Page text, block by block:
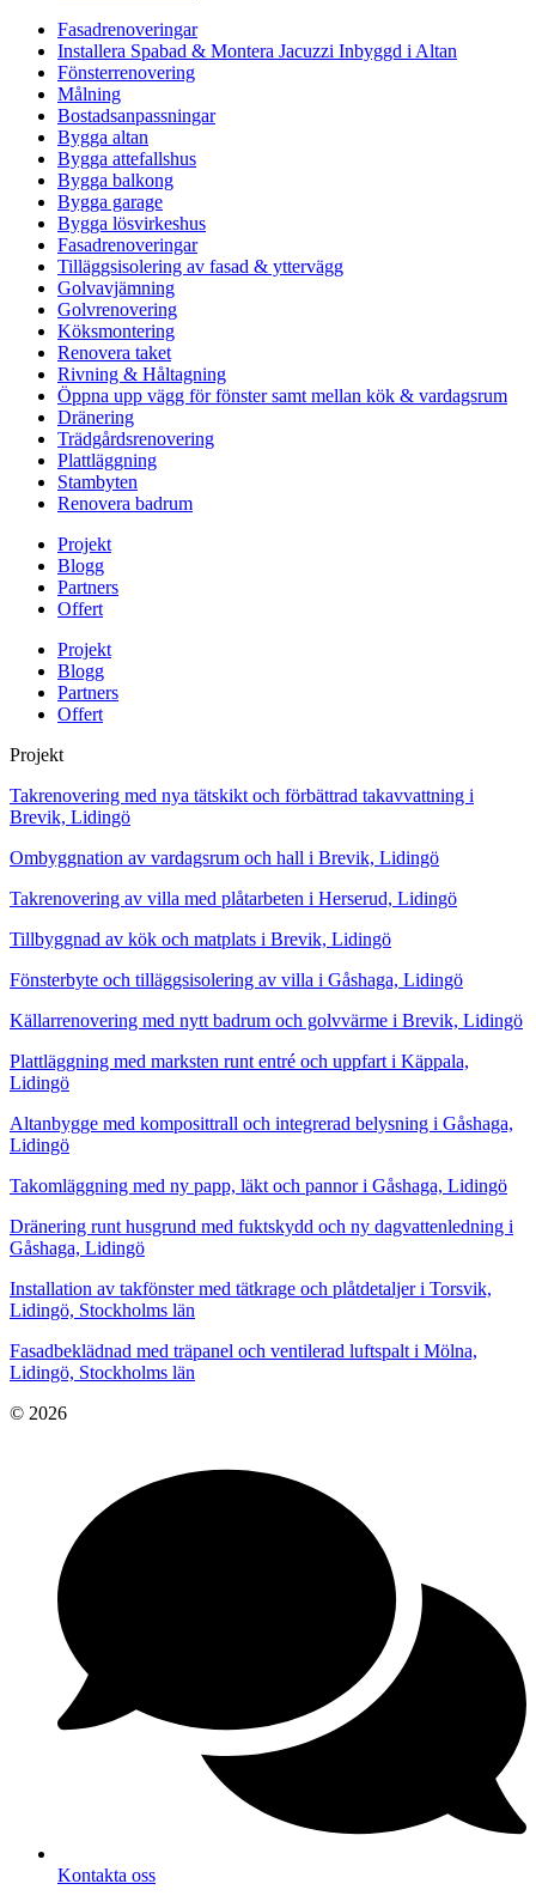
Fasadrenoveringar
Installera Spabad & Montera Jacuzzi Inbyggd i Altan
Fönsterrenovering
Målning
Bostadsanpassningar
Bygga altan
Bygga attefallshus
Bygga balkong
Bygga garage
Bygga lösvirkeshus
Fasadrenoveringar
Tilläggsisolering av fasad & yttervägg
Golvavjämning
Golvrenovering
Köksmontering
Renovera taket
Rivning & Håltagning
Öppna upp vägg för fönster samt mellan kök & vardagsrum
Dränering
Trädgårdsrenovering
Plattläggning
Stambyten
Renovera badrum
Projekt
Blogg
Partners
Offert
Projekt
Blogg
Partners
Offert
Projekt
Takrenovering med nya tätskikt och förbättrad takavvattning i
Brevik, Lidingö
Ombyggnation av vardagsrum och hall i Brevik, Lidingö
Takrenovering av villa med plåtarbeten i Herserud, Lidingö
Tillbyggnad av kök och matplats i Brevik, Lidingö
Fönsterbyte och tilläggsisolering av villa i Gåshaga, Lidingö
Källarrenovering med nytt badrum och golvvärme i Brevik, Lidingö
Plattläggning med marksten runt entré och uppfart i Käppala,
Lidingö
Altanbygge med komposittrall och integrerad belysning i Gåshaga,
Lidingö
Takomläggning med ny papp, läkt och pannor i Gåshaga, Lidingö
Dränering runt husgrund med fuktskydd och ny dagvattenledning i
Gåshaga, Lidingö
Installation av takfönster med tätkrage och plåtdetaljer i Torsvik,
Lidingö, Stockholms län
Fasadbeklädnad med träpanel och ventilerad luftspalt i Mölna,
Lidingö, Stockholms län
© 2026
Kontakta oss